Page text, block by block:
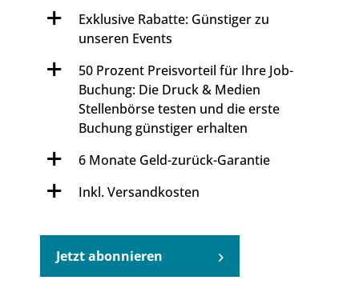
Exklusive Rabatte: Günstiger zu
unseren Events
50 Prozent Preisvorteil für Ihre Job-
Buchung: Die Druck & Medien
Stellenbörse testen und die erste
Buchung günstiger erhalten
6 Monate Geld-zurück-Garantie
Inkl. Versandkosten
Jetzt abonnieren